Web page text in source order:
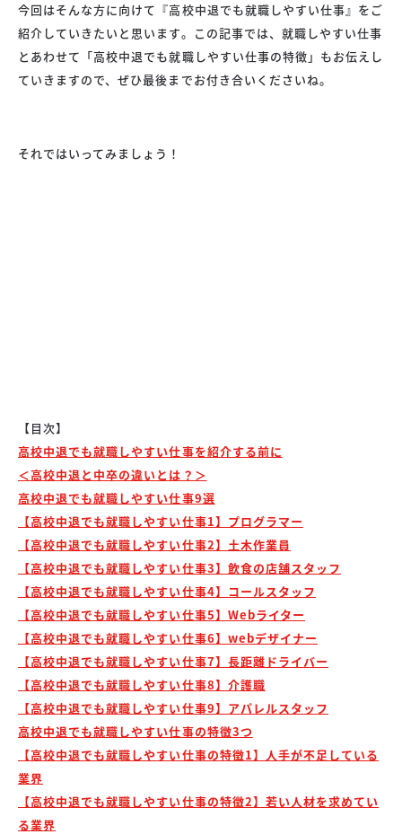
今回はそんな方に向けて『高校中退でも就職しやすい仕事』をご
紹介していきたいと思います。この記事では、就職しやすい仕事
とあわせて「高校中退でも就職しやすい仕事の特徴」もお伝えし
ていきますので、ぜひ最後までお付き合いくださいね。
それではいってみましょう！
【目次】
高校中退でも就職しやすい仕事を紹介する前に
＜高校中退と中卒の違いとは？＞
高校中退でも就職しやすい仕事9選
【高校中退でも就職しやすい仕事1】プログラマー
【高校中退でも就職しやすい仕事2】土木作業員
【高校中退でも就職しやすい仕事3】飲食の店舗スタッフ
【高校中退でも就職しやすい仕事4】コールスタッフ
【高校中退でも就職しやすい仕事5】Webライター
【高校中退でも就職しやすい仕事6】webデザイナー
【高校中退でも就職しやすい仕事7】長距離ドライバー
【高校中退でも就職しやすい仕事8】介護職
【高校中退でも就職しやすい仕事9】アパレルスタッフ
高校中退でも就職しやすい仕事の特徴3つ
【高校中退でも就職しやすい仕事の特徴1】人手が不足している
業界
【高校中退でも就職しやすい仕事の特徴2】若い人材を求めてい
る業界